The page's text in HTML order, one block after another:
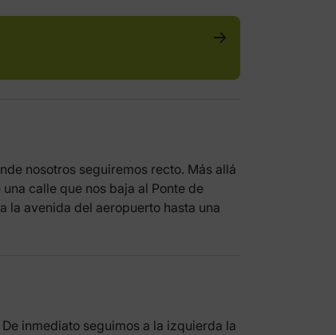
nosotros seguiremos recto. Más allá
calle que nos baja al Ponte de
la avenida del aeropuerto hasta una
inmediato seguimos a la izquierda la